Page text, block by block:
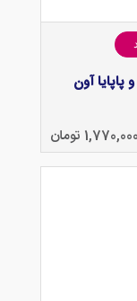
1,770,000 تومان